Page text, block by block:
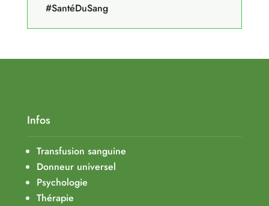
#SantéDuSang
Infos
Transfusion sanguine
Donneur universel
Psychologie
Thérapie